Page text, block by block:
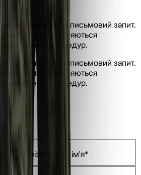
щоб надіслати письмовий запит.
та обробляються
бізнес-процедур.
щоб надіслати письмовий запит.
та обробляються
бізнес-процедур.
Прізвище та ім'я*